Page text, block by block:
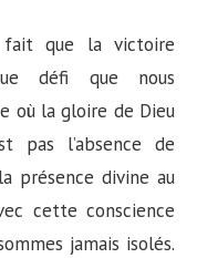
que la victoire
défi que nous
où la gloire de Dieu
pas l’absence de
présence divine au
cette conscience
jamais isolés.